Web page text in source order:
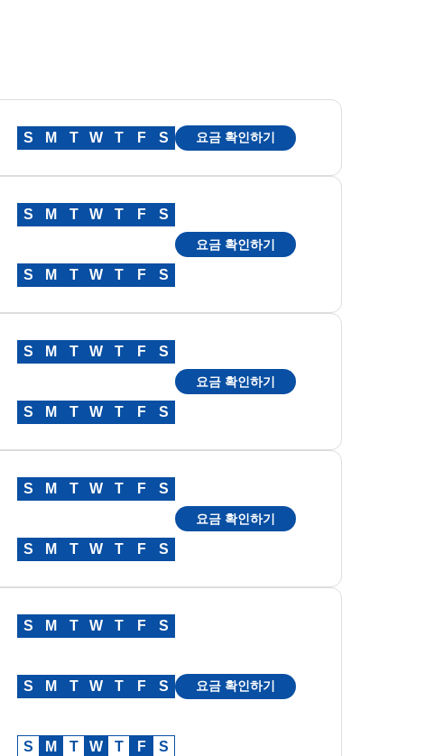
S M T W T F S 요금 확인하기
S M T W T F S
S M T W T F S
요금 확인하기
S M T W T F S
S M T W T F S
요금 확인하기
S M T W T F S
S M T W T F S
요금 확인하기
S M T W T F S
S M T W T F S
S M T W T F S
요금 확인하기